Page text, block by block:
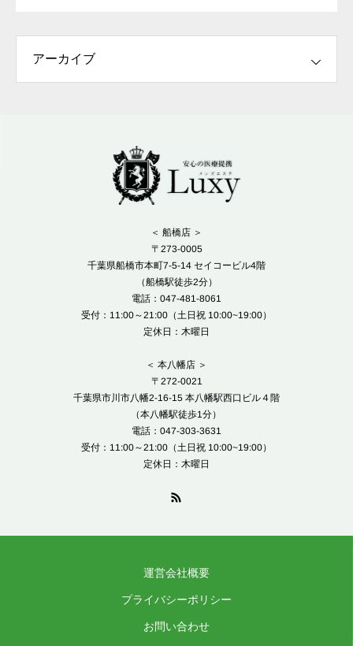
＜ 船橋店 ＞
〒273-0005
千葉県船橋市本町7-5-14 セイコービル4階
（船橋駅徒歩2分）
電話：047-481-8061
受付：11:00～21:00（土日祝 10:00~19:00）
定休日：木曜日
＜ 本八幡店 ＞
〒272-0021
千葉県市川市八幡2-16-15 本八幡駅西口ビル４階
（本八幡駅徒歩1分）
電話：047-303-3631
受付：11:00～21:00（土日祝 10:00~19:00）
定休日：木曜日
運営会社概要
プライバシーポリシー
お問い合わせ